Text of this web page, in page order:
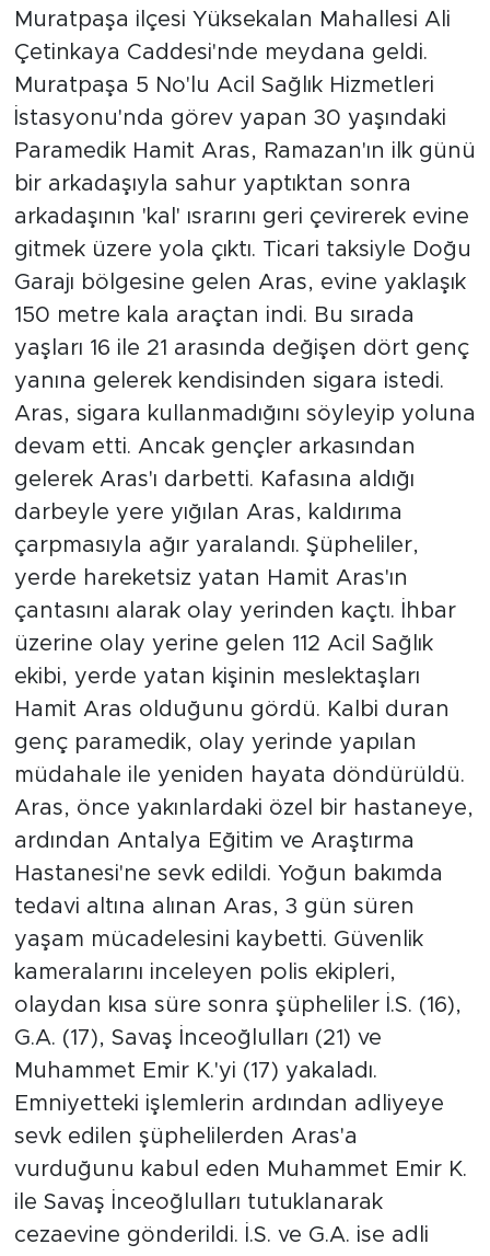
Muratpaşa ilçesi Yüksekalan Mahallesi Ali
Çetinkaya Caddesi'nde meydana geldi.
Muratpaşa 5 No'lu Acil Sağlık Hizmetleri
İstasyonu'nda görev yapan 30 yaşındaki
Paramedik Hamit Aras, Ramazan'ın ilk günü
bir arkadaşıyla sahur yaptıktan sonra
arkadaşının 'kal' ısrarını geri çevirerek evine
gitmek üzere yola çıktı. Ticari taksiyle Doğu
Garajı bölgesine gelen Aras, evine yaklaşık
150 metre kala araçtan indi. Bu sırada
yaşları 16 ile 21 arasında değişen dört genç
yanına gelerek kendisinden sigara istedi.
Aras, sigara kullanmadığını söyleyip yoluna
devam etti. Ancak gençler arkasından
gelerek Aras'ı darbetti. Kafasına aldığı
darbeyle yere yığılan Aras, kaldırıma
çarpmasıyla ağır yaralandı. Şüpheliler,
yerde hareketsiz yatan Hamit Aras'ın
çantasını alarak olay yerinden kaçtı. İhbar
üzerine olay yerine gelen 112 Acil Sağlık
ekibi, yerde yatan kişinin meslektaşları
Hamit Aras olduğunu gördü. Kalbi duran
genç paramedik, olay yerinde yapılan
müdahale ile yeniden hayata döndürüldü.
Aras, önce yakınlardaki özel bir hastaneye,
ardından Antalya Eğitim ve Araştırma
Hastanesi'ne sevk edildi. Yoğun bakımda
tedavi altına alınan Aras, 3 gün süren
yaşam mücadelesini kaybetti. Güvenlik
kameralarını inceleyen polis ekipleri,
olaydan kısa süre sonra şüpheliler İ.S. (16),
G.A. (17), Savaş İnceoğlulları (21) ve
Muhammet Emir K.'yi (17) yakaladı.
Emniyetteki işlemlerin ardından adliyeye
sevk edilen şüphelilerden Aras'a
vurduğunu kabul eden Muhammet Emir K.
ile Savaş İnceoğlulları tutuklanarak
cezaevine gönderildi. İ.S. ve G.A. ise adli